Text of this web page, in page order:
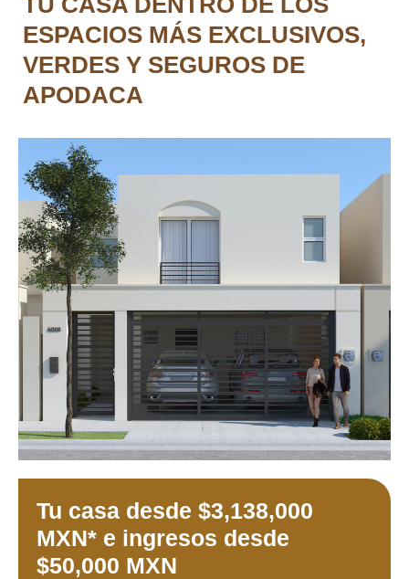
ESPACIOS MÁS EXCLUSIVOS,
VERDES Y SEGUROS DE
APODACA
Tu casa desde $3,138,000
MXN* e ingresos desde
$50,000 MXN